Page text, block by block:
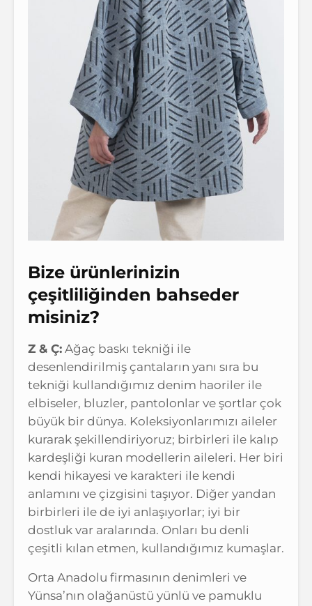
Bize ürünlerinizin
çeşitliliğinden bahseder
misiniz?
Z & Ç: Ağaç baskı tekniği ile
desenlendirilmiş çantaların yanı sıra bu
tekniği kullandığımız denim haoriler ile
elbiseler, bluzler, pantolonlar ve şortlar çok
büyük bir dünya. Koleksiyonlarımızı aileler
kurarak şekillendiriyoruz; birbirleri ile kalıp
kardeşliği kuran modellerin aileleri. Her biri
kendi hikayesi ve karakteri ile kendi
anlamını ve çizgisini taşıyor. Diğer yandan
birbirleri ile de iyi anlaşıyorlar; iyi bir
dostluk var aralarında. Onları bu denli
çeşitli kılan etmen, kullandığımız kumaşlar.
Orta Anadolu firmasının denimleri ve
Yünsa’nın olağanüstü yünlü ve pamuklu